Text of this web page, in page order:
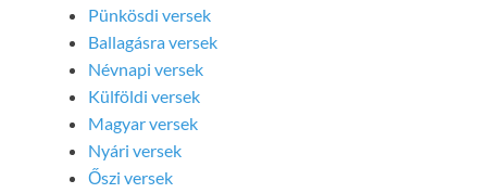
Pünkösdi versek
Ballagásra versek
Névnapi versek
Külföldi versek
Magyar versek
Nyári versek
Őszi versek